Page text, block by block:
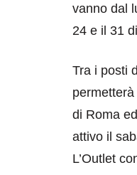
vanno dal
24 e il 31
Tra i posti
di Roma
attivo il
L’Outlet